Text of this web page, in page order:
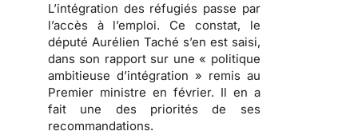
L’intégration des réfugiés passe par
l’accès à l’emploi. Ce constat, le
député Aurélien Taché s’en est saisi,
dans son rapport sur une « politique
ambitieuse d’intégration » remis au
Premier ministre en février. Il en a
fait une des priorités de ses
recommandations.